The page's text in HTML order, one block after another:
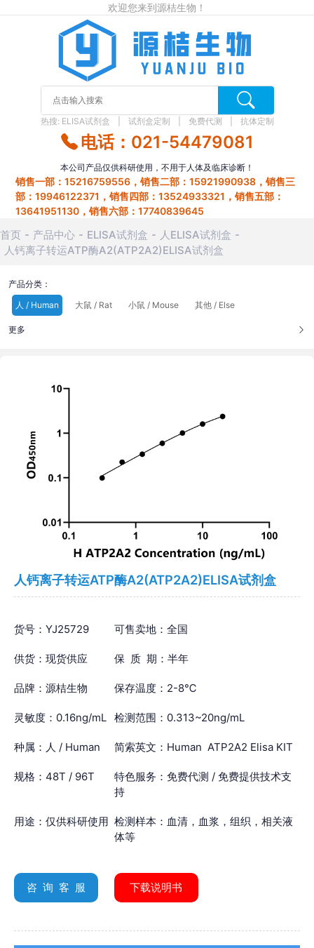
欢迎您来到源桔生物！
热搜: ELISA试剂盒 试剂盒定制 免费代测 抗体定制
电话：021-54479081
本公司产品仅供科研使用，不用于人体及临床诊断！
销售一部：15216759556，销售二部：15921990938，销售三
部：19946122371，销售四部：13524933321，销售五部：
13641951130，销售六部：17740839645
首页 产品中心 ELISA试剂盒
人ELISA试剂盒
人钙离子转运ATP酶A2(ATP2A2)ELISA试剂盒
产品分类：
人 / Human
大鼠 / Rat 小鼠 / Mouse 其他 / Else
更多
人钙离子转运ATP酶A2(ATP2A2)ELISA试剂盒
货号：YJ25729 可售卖地：全国
供货：现货供应 保 质 期：半年
品牌：源桔生物 保存温度：2-8℃
灵敏度：0.16ng/mL 检测范围：0.313~20ng/mL
种属：人 / Human 简索英文：Human ATP2A2 Elisa KIT
规格：48T / 96T
特色服务：免费代测 / 免费提供技术支
持
用途：仅供科研使用 检测样本：血清，血浆，组织，相关液
体等
咨 询 客 服 下载说明书